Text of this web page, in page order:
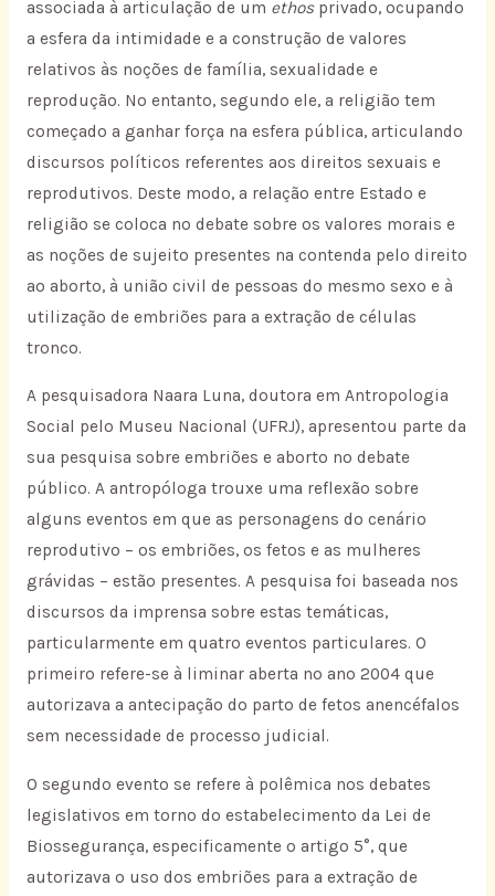
associada à articulação de um ethosprivado, ocupando
a esfera da intimidade e a construção de valores
relativos às noções de família, sexualidade e
reprodução. No entanto, segundo ele, a religião tem
começado a ganhar força na esfera pública, articulando
discursos políticos referentes aos direitos sexuais e
reprodutivos. Deste modo, a relação entre Estado e
religião se coloca no debate sobre os valores morais e
as noções de sujeito presentes na contenda pelo direito
ao aborto, à união civil de pessoas do mesmo sexo e à
utilização de embriões para a extração de células
tronco.
A pesquisadora Naara Luna, doutora em Antropologia
Social pelo Museu Nacional (UFRJ), apresentou parte da
sua pesquisa sobre embriões e aborto no debate
público. A antropóloga trouxe uma reflexão sobre
alguns eventos em que as personagens do cenário
reprodutivo – os embriões, os fetos e as mulheres
grávidas – estão presentes. A pesquisa foi baseada nos
discursos da imprensa sobre estas temáticas,
particularmente em quatro eventos particulares. O
primeiro refere-se à liminar aberta no ano 2004 que
autorizava a antecipação do parto de fetos anencéfalos
sem necessidade de processo judicial.
O segundo evento se refere à polêmica nos debates
legislativos em torno do estabelecimento da Lei de
Biossegurança, especificamente o artigo 5°, que
autorizava o uso dos embriões para a extração de